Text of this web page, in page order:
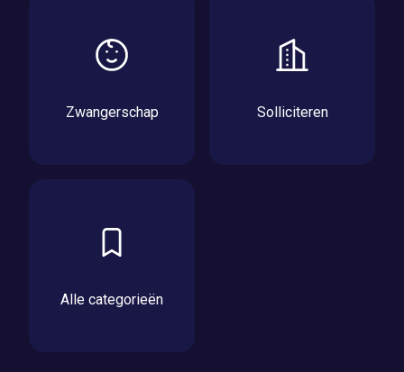
Zwangerschap Solliciteren
Alle categorieën